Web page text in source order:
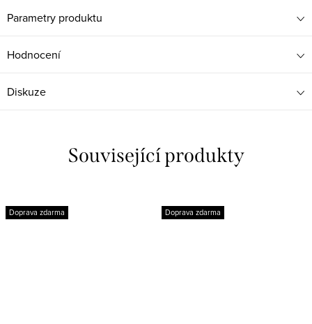
Parametry produktu
Hodnocení
Diskuze
Související produkty
Doprava zdarma Doprava zdarma